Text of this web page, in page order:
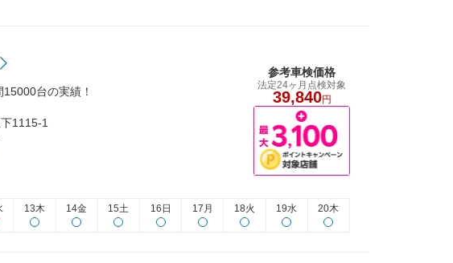
台の実績！
1115-1
参考車検価格
法定24ヶ月点検対象
39,840円
13木 14金 15土 16日 17月 18火 19水 20木